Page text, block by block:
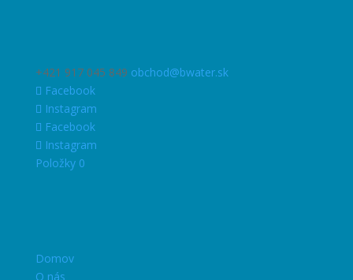
+421 917 045 849 obchod@bwater.sk
Facebook
Instagram
Facebook
Instagram
Položky 0
Domov
O nás